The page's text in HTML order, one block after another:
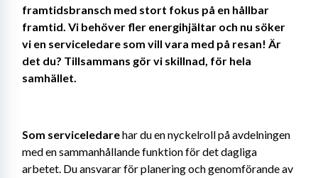
framtidsbransch med stort fokus på en hållbar
framtid. Vi behöver fler energihjältar och nu söker
vi en serviceledare som vill vara med på resan! Är
det du? Tillsammans gör vi skillnad, för hela
samhället.
Som serviceledare har du en nyckelroll på avdelningen
med en sammanhållande funktion för det dagliga
arbetet. Duansvarar för planering och genomförande av